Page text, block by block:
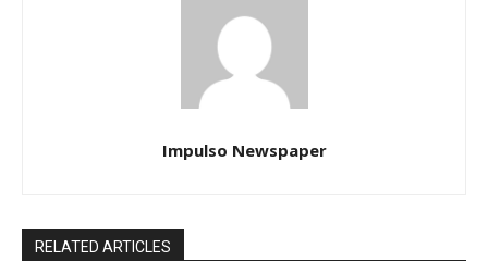
Impulso Newspaper
RELATED ARTICLES